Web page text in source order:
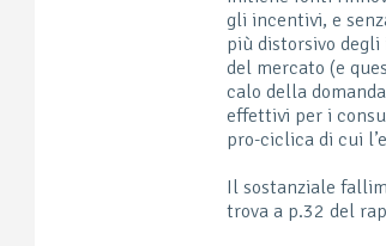
gli incentivi, e
più distorsivo
del mercato (e
calo della
effettivi per i
pro-ciclica di cui
Il sostanziale
trova a p.32 del